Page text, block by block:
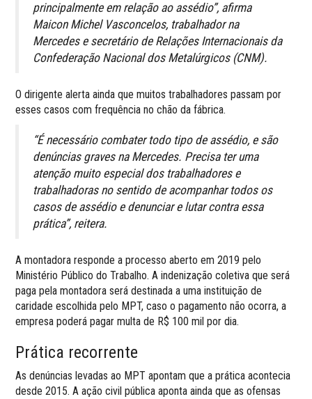
principalmente em relação ao assédio”, afirma
Maicon Michel Vasconcelos, trabalhador na
Mercedes e secretário de Relações Internacionais da
Confederação Nacional dos Metalúrgicos (CNM).
O dirigente alerta ainda que muitos trabalhadores passam por
esses casos com frequência no chão da fábrica.
“É necessário combater todo tipo de assédio, e são
denúncias graves na Mercedes. Precisa ter uma
atenção muito especial dos trabalhadores e
trabalhadoras no sentido de acompanhar todos os
casos de assédio e denunciar e lutar contra essa
prática”, reitera.
A montadora responde a processo aberto em 2019 pelo
Ministério Público do Trabalho. A indenização coletiva que será
paga pela montadora será destinada a uma instituição de
caridade escolhida pelo MPT, caso o pagamento não ocorra, a
empresa poderá pagar multa de R$ 100 mil por dia.
Prática recorrente
As denúncias levadas ao MPT apontam que a prática acontecia
desde 2015. A ação civil pública aponta ainda que as ofensas